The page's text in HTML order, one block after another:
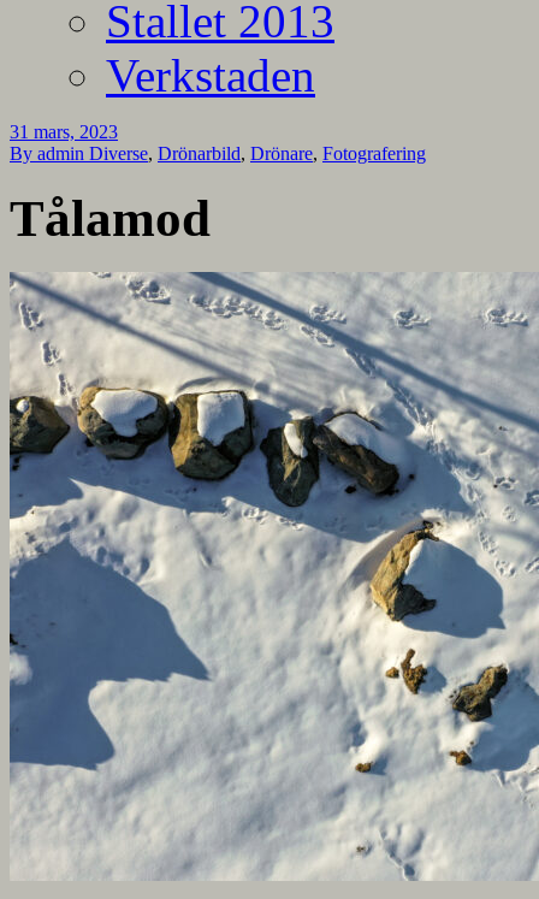
Stallet 2013
Verkstaden
31 mars, 2023
By admin Diverse, Drönarbild, Drönare, Fotografering
Tålamod